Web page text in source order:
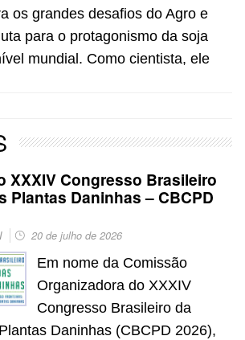
os grandes desafios do Agro e
para o protagonismo da soja
mundial. Como cientista, ele
XXXIV Congresso Brasileiro
Plantas Daninhas – CBCPD
20 de julho de 2026
Em nome da Comissão
Organizadora do XXXIV
Congresso Brasileiro da
Daninhas (CBCPD 2026),